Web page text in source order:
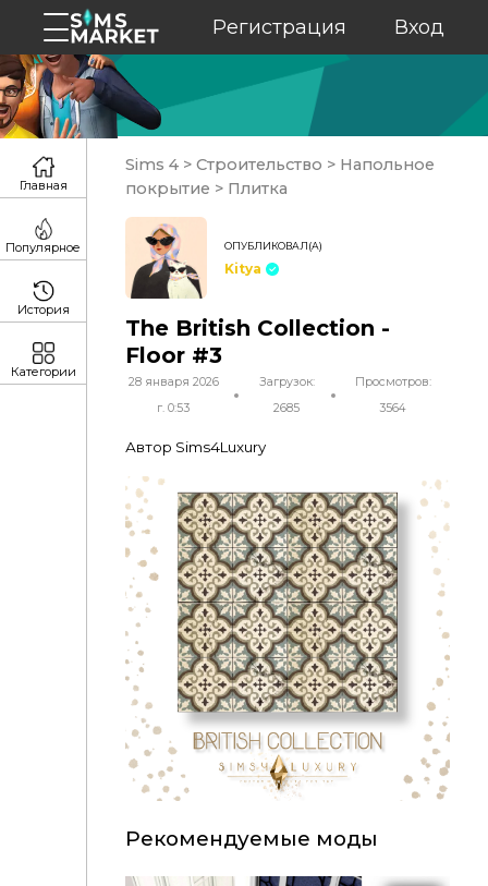
Регистрация Вход
Sims 4 > Строительство > Напольное
покрытие > Плитка
ОПУБЛИКОВАЛ(А)
Kitya
The British Collection -
Floor #3
28 января 2026
г. 0:53
Загрузок:
2685
Просмотров:
3564
Автор Sims4Luxury
Рекомендуемые моды
Главная
Популярное
История
Категории